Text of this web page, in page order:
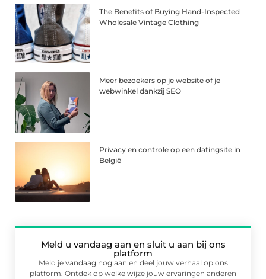
The Benefits of Buying Hand-Inspected
Wholesale Vintage Clothing
Meer bezoekers op je website of je
webwinkel dankzij SEO
Privacy en controle op een datingsite in
België
Meld u vandaag aan en sluit u aan bij ons
platform
Meld je vandaag nog aan en deel jouw verhaal op ons
platform. Ontdek op welke wijze jouw ervaringen anderen